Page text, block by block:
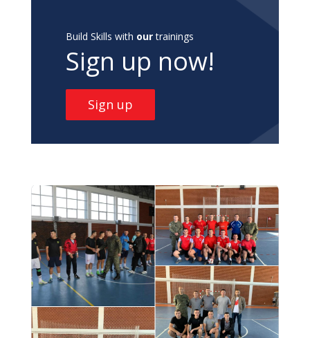
Build Skills with ourtrainings
Sign up now!
Sign up